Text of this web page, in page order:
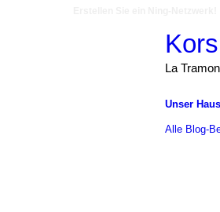
La
Unser Haus
Alle Blog-